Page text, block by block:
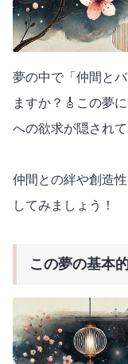
夢の中で「仲間と
ますか？🎸この夢
への欲求が隠され
仲間との絆や創造
してみましょう！
この夢の基本